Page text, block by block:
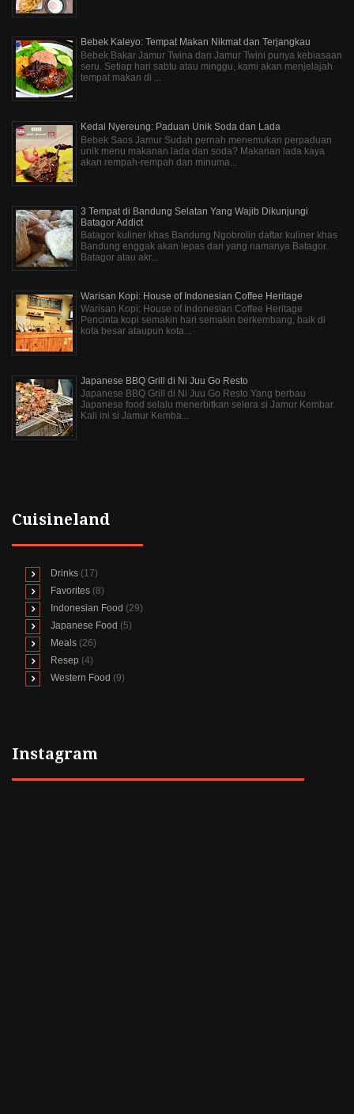
Bebek Kaleyo: Tempat Makan Nikmat dan Terjangkau
Bebek Bakar Jamur Twina dan Jamur Twini punya kebiasaan
seru. Setiap hari sabtu atau minggu, kami akan menjelajah
tempat makan di ...
Kedai Nyereung: Paduan Unik Soda dan Lada
Bebek Saos Jamur Sudah pernah menemukan perpaduan
unik menu makanan lada dan soda? Makanan lada kaya
akan rempah-rempah dan minuma...
3 Tempat di Bandung Selatan Yang Wajib Dikunjungi
Batagor Addict
Batagor kuliner khas Bandung Ngobrolin daftar kuliner khas
Bandung enggak akan lepas dari yang namanya Batagor.
Batagor atau akr...
Warisan Kopi: House of Indonesian Coffee Heritage
Warisan Kopi: House of Indonesian Coffee Heritage
Pencinta kopi semakin hari semakin berkembang, baik di
kota besar ataupun kota...
Japanese BBQ Grill di Ni Juu Go Resto
Japanese BBQ Grill di Ni Juu Go Resto Yang berbau
Japanese food selalu menerbitkan selera si Jamur Kembar.
Kali ini si Jamur Kemba...
Cuisineland
Drinks (17)
Favorites (8)
Indonesian Food (29)
Japanese Food (5)
Meals (26)
Resep (4)
Western Food (9)
Instagram